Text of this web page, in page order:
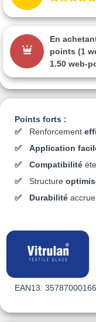
Points forts :
Renforcement
Application
Compatibilité
Structure
Durabilité accrue
EAN13:
En
points (1
1.50 web-